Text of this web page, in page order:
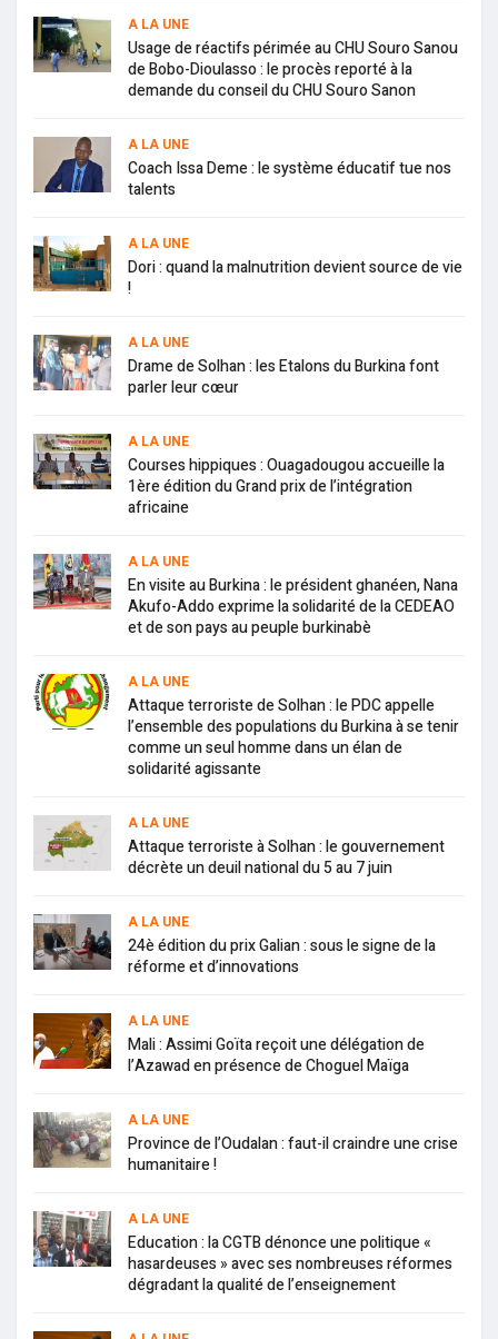
A LA UNE
Usage de réactifs périmée au CHU Souro Sanou
de Bobo-Dioulasso : le procès reporté à la
demande du conseil du CHU Souro Sanon
A LA UNE
Coach Issa Deme : le système éducatif tue nos
talents
A LA UNE
Dori : quand la malnutrition devient source de vie
!
A LA UNE
Drame de Solhan : les Etalons du Burkina font
parler leur cœur
A LA UNE
Courses hippiques : Ouagadougou accueille la
1ère édition du Grand prix de l’intégration
africaine
A LA UNE
En visite au Burkina : le président ghanéen, Nana
Akufo-Addo exprime la solidarité de la CEDEAO
et de son pays au peuple burkinabè
A LA UNE
Attaque terroriste de Solhan : le PDC appelle
l’ensemble des populations du Burkina à se tenir
comme un seul homme dans un élan de
solidarité agissante
A LA UNE
Attaque terroriste à Solhan : le gouvernement
décrète un deuil national du 5 au 7 juin
A LA UNE
24è édition du prix Galian : sous le signe de la
réforme et d’innovations
A LA UNE
Mali : Assimi Goïta reçoit une délégation de
l’Azawad en présence de Choguel Maïga
A LA UNE
Province de l’Oudalan : faut-il craindre une crise
humanitaire !
A LA UNE
Education : la CGTB dénonce une politique «
hasardeuses » avec ses nombreuses réformes
dégradant la qualité de l’enseignement